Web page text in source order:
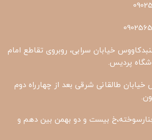
خیابان سرابی، روبروی تقاطع امام
پردیس.
طالقانی شرقی بعد از چهارراه دوم
بیست و دو بهمن بین دهم و